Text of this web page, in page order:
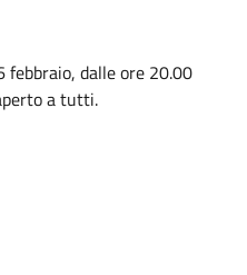
dalle ore 20.00
a tutti.